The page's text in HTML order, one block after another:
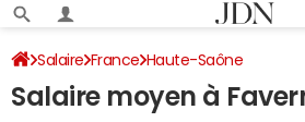
Salaire France Haute-Saône
Salaire moyen à